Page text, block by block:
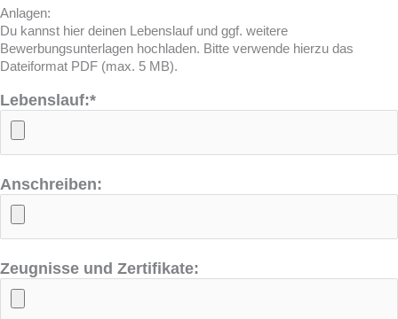
Anlagen:
Du kannst hier deinen Lebenslauf und ggf. weitere
Bewerbungsunterlagen hochladen. Bitte verwende hierzu das
Dateiformat PDF (max. 5 MB).
Lebenslauf:*
Anschreiben:
Zeugnisse und Zertifikate: